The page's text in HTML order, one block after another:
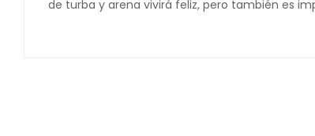
de turba y arena vivirá feliz, pero también es